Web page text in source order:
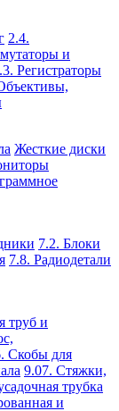
2.4.
и
Регистраторы
Жесткие диски
7.2. Блоки
7.8. Радиодетали
труб и
Скобы для
9.07. Стяжки,
трубка
и